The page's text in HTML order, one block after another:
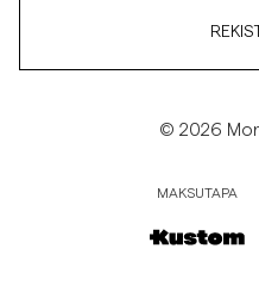
© 2026
MAKSUTAPA